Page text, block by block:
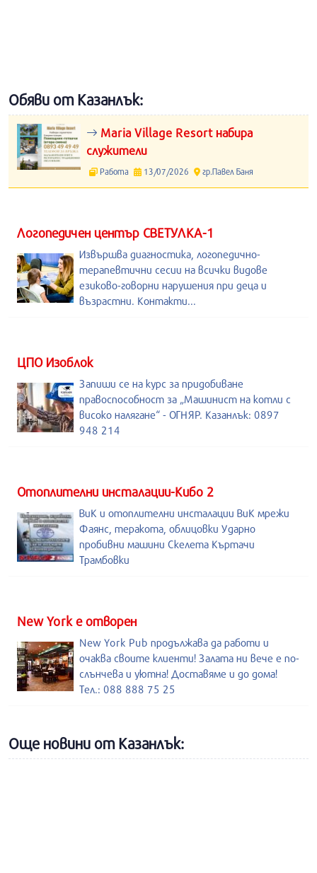
Обяви от Казанлък:
Maria Village Resort набира
служители
Работа 13/07/2026 гр.Павел Баня
Логопедичен център СВЕТУЛКА-1
Извършва диагностика, логопедично-
терапевтични сесии на всички видове
езиково-говорни нарушения при деца и
възрастни. Контакти...
ЦПО Изоблок
Запиши се на курс за придобиване
правоспособност за „Машинист на котли с
високо налягане“ - ОГНЯР. Казанлък: 0897
948 214
Отоплителни инсталации-Кибо 2
ВиК и отоплителни инсталации ВиК мрежи
Фаянс, теракота, облицовки Ударно
пробивни машини Скелета Къртачи
Трамбовки
New York е отворен
New York Pub продължава да работи и
очаква своите клиенти! Залата ни вече е по-
слънчева и уютна! Доставяме и до дома!
Тел.: 088 888 75 25
Още новини от Казанлък: